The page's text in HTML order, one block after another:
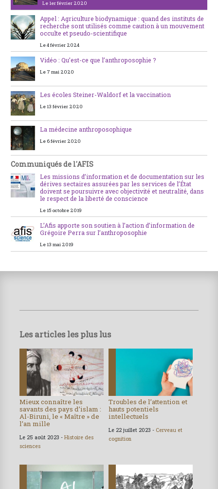
Le 1er février 2020
Appel : Agriculture biodynamique : quand des instituts de
recherche sont utilisés comme caution à un mouvement
occulte et pseudo-scientifique
Le 4 février 2024
Vidéo : Qu’est-ce que l’anthroposophie ?
Le 7 mai 2020
Les écoles Steiner-Waldorf et la vaccination
Le 13 février 2020
La médecine anthroposophique
Le 6 février 2020
Communiqués de l'AFIS
Les missions d’information et de documentation sur les
dérives sectaires assurées par les services de l’État
doivent se poursuivre avec objectivité et neutralité, dans
le respect de la liberté de conscience
Le 15 octobre 2019
L’Afis apporte son soutien à l’action d’information de
Grégoire Perra sur l’anthroposophie
Le 13 mai 2019
Les articles les plus lus
Mieux connaître les
savants des pays d’islam :
Al-Biruni, le « Maître » de
l’an mille
Le 25 août 2023 - Histoire des
sciences
Troubles de l’attention et
hauts potentiels
intellectuels
Le 22 juillet 2023 - Cerveau et
cognition